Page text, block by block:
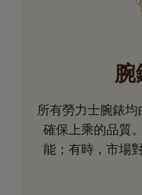
腕
所有勞力士腕錶
確保上乘的品質
能；有時，市場